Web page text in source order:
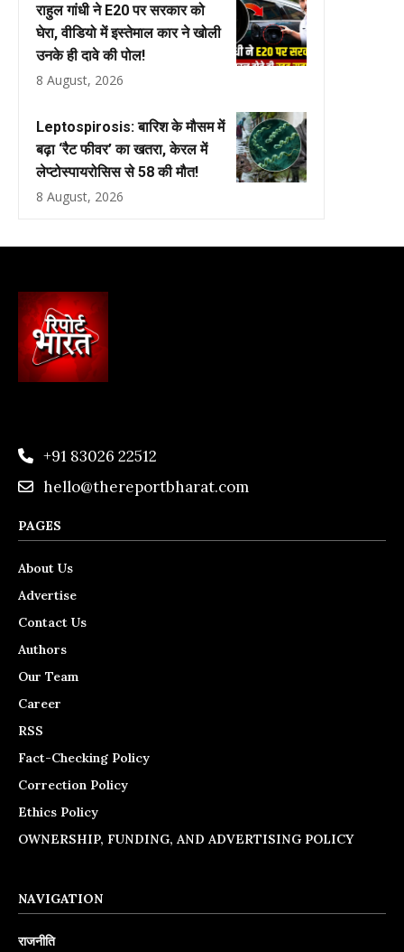
राहुल गांधी ने E20 पर सरकार को
घेरा, वीडियो में इस्तेमाल कार ने खोली
उनके ही दावे की पोल!
8 August, 2026
Leptospirosis: बारिश के मौसम में
बढ़ा ‘रैट फीवर’ का खतरा, केरल में
लेप्टोस्पायरोसिस से 58 की मौत!
8 August, 2026
+91 83026 22512
hello@thereportbharat.com
PAGES
About Us
Advertise
Contact Us
Authors
Our Team
Career
RSS
Fact-Checking Policy
Correction Policy
Ethics Policy
OWNERSHIP, FUNDING, AND ADVERTISING POLICY
NAVIGATION
राजनीति